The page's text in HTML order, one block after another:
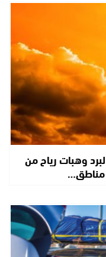
وهبات رياح من
مناطق…